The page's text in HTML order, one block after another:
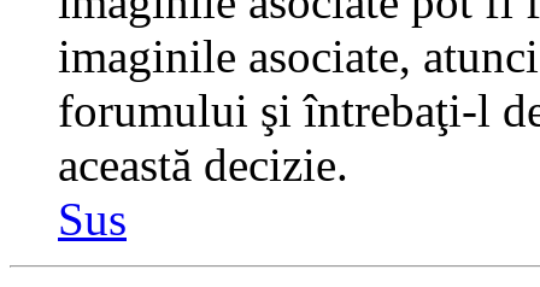
imaginile asociate,
forumului şi întrebaţi-l
această decizie.
Sus